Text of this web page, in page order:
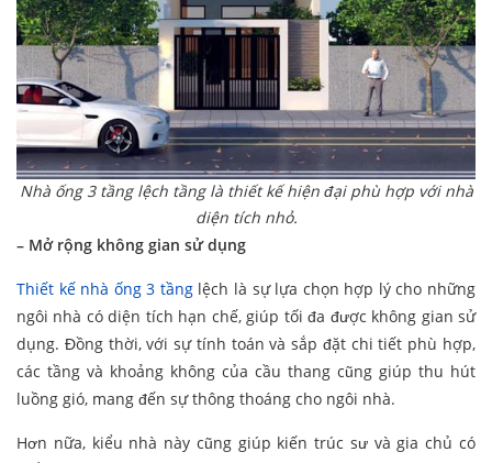
Nhà ống 3 tầng lệch tầng là thiết kế hiện đại phù hợp với nhà
diện tích nhỏ.
– Mở rộng không gian sử dụng
Thiết kế nhà ống 3 tầnglệch là sự lựa chọn hợp lý cho những
ngôi nhà có diện tích hạn chế, giúp tối đa được không gian sử
dụng. Đồng thời, với sự tính toán và sắp đặt chi tiết phù hợp,
các tầng và khoảng không của cầu thang cũng giúp thu hút
luồng gió, mang đến sự thông thoáng cho ngôi nhà.
Hơn nữa, kiểu nhà này cũng giúp kiến trúc sư và gia chủ có